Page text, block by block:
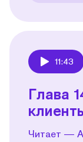
11:43
Глава
Читает —